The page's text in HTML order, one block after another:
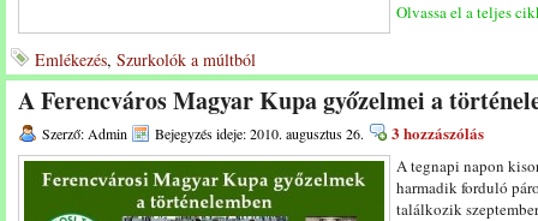
Olvassa el a teljes
Emlékezés, Szurkolók a múltból
A Ferencváros Magyar Kupa győzelmei a
Szerző: Admin Bejegyzés ideje: 2010. augusztus 26. 3 hozzászólás
A tegnapi napon
harmadik forduló
találkozik